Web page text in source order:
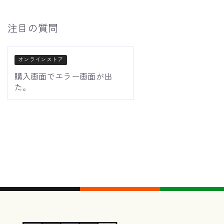
注目の質問
オンラインストア
購入画面でエラー画面が出
た。